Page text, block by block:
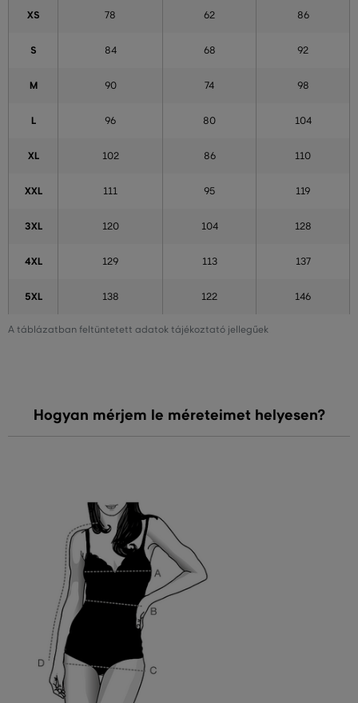
A táblázatban feltüntetett adatok tájékoztató jellegűek
XS 78 62 86
S 84 68 92
M 90 74 98
L 96 80 104
XL 102 86 110
XXL 111 95 119
3XL 120 104 128
4XL 129 113 137
5XL 138 122 146
Hogyan mérjem le méreteimet helyesen?